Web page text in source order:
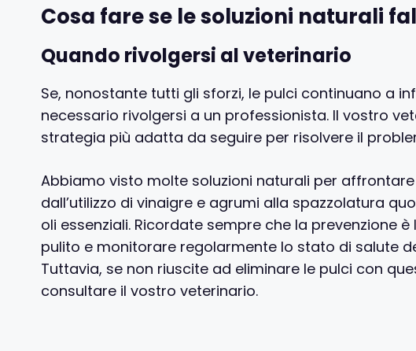
Cosa fare se le soluzioni naturali
Quando rivolgersi al veterinario
Se, nonostante tutti gli sforzi, le pulci continuano a
necessario rivolgersi a un professionista. Il vostro
strategia più adatta da seguire per risolvere il
Abbiamo visto molte soluzioni naturali per
dall’utilizzo di vinaigre e agrumi alla spazzolatura
oli essenziali. Ricordate sempre che la prevenzione
pulito e monitorare regolarmente lo stato di salute
Tuttavia, se non riuscite ad eliminare le pulci con
consultare il vostro veterinario.